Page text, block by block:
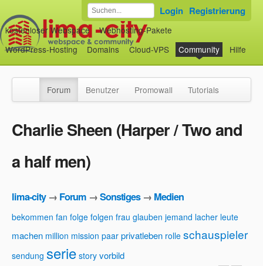
kostenloser Webspace
Webhosting-Pakete
WordPress-Hosting
Domains Cloud-VPS Community Hilfe
Login Registrierung
Forum Benutzer Promowall Tutorials
Charlie Sheen (Harper / Two and
a half men)
lima-city→ Forum →Sonstiges→ Medien
bekommen fan folge folgen frau glauben jemand lacher leute
machen million mission paar privatleben rolle schauspieler
sendung serie story vorbild